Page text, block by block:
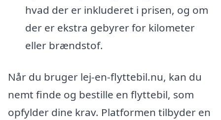
hvad der er inkluderet i prisen, og om
der er ekstra gebyrer for kilometer
eller brændstof.
Når du bruger lej-en-flyttebil.nu, kan du
nemt finde og bestille en flyttebil, som
opfylder dine krav. Platformen tilbyder en